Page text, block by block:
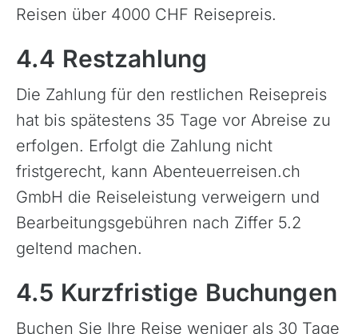
Reisen über 4000 CHF Reisepreis.
4.4 Restzahlung
Die Zahlung für den restlichen Reisepreis
hat bis spätestens 35 Tage vor Abreise zu
erfolgen. Erfolgt die Zahlung nicht
fristgerecht, kann Abenteuerreisen.ch
GmbH die Reiseleistung verweigern und
Bearbeitungsgebühren nach Ziffer 5.2
geltend machen.
4.5 Kurzfristige Buchungen
Buchen Sie Ihre Reise weniger als 30 Tage